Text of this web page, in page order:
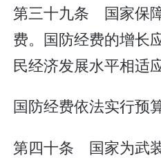
第三十九条 国家保
费。国防经费的增长
民经济发展水平相适应
国防经费依法实行预
第四十条 国家为武